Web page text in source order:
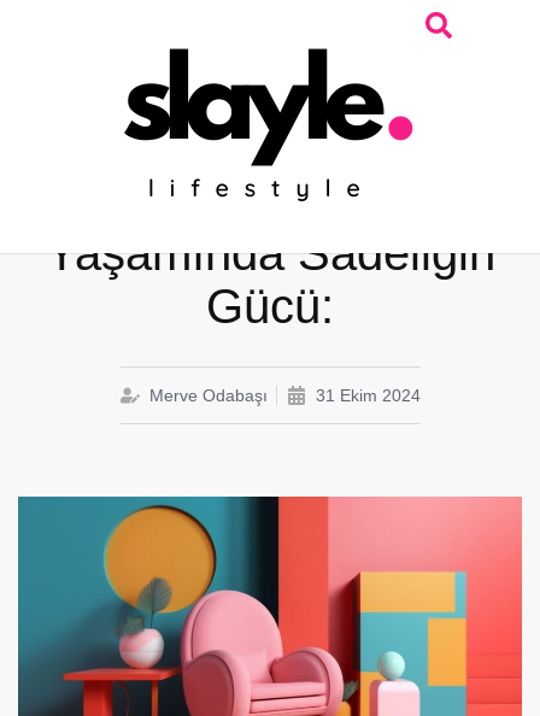
Minimalist Ne Demek ?
Modern Kadının
Yaşamında Sadeliğin
Gücü:
Merve Odabaşı 31 Ekim 2024